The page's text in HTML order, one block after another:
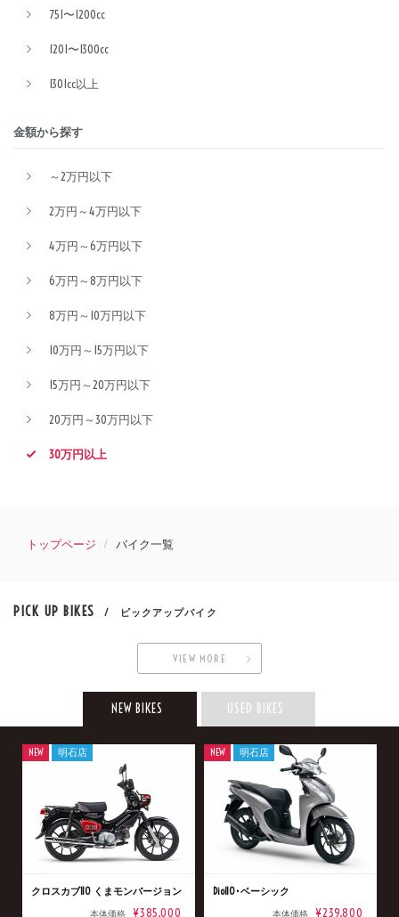
751〜1200cc
1201〜1300cc
1301cc以上
金額から探す
～2万円以下
2万円～4万円以下
4万円～6万円以下
6万円～8万円以下
8万円～10万円以下
10万円～15万円以下
15万円～20万円以下
20万円～30万円以下
30万円以上
トップページ バイク一覧
PICK UP BIKES / ピックアップバイク
VIEW MORE
NEW BIKES USED BIKES
クロスカブ110 くまモンバージョン
本体価格 ¥385,000
NEW 明石店
Dio110･ベーシック
本体価格 ¥239,800
NEW 明石店